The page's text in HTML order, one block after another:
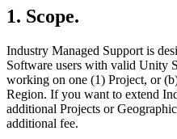
プレイヤーを適切なゲーム
Unity で宣伝
Unity で収益化
活用事例
モバイルゲーム
すべてのリソース
新機能
ブログ
更新情報、情報、技術的ヒン
お知らせ
ニュース、ストーリー、プレ
教育機関向けライセンス
Unityの力をあなたの機関に
認定教材
Unityのマスタリーを証明する
1. Scope.
Industry Managed Support is
Software users with valid Unity
working on one (1) Project, or
Region. If you want to extend
additional Projects or
additional fee.